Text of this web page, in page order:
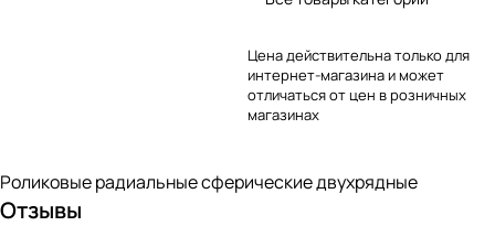
Цена действительна только для
интернет-магазина и может
отличаться от цен в розничных
магазинах
Роликовые радиальные сферические двухрядные
Отзывы